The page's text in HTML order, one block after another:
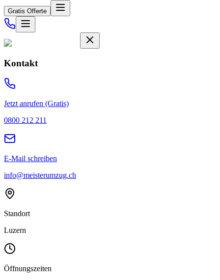
Gratis Offerte
Kontakt
Jetzt anrufen (Gratis)
0800 212 211
E-Mail schreiben
info@meisterumzug.ch
Standort
Luzern
Öffnungszeiten